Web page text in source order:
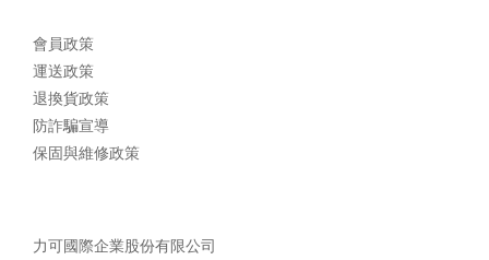
會員政策
運送政策
退換貨政策
防詐騙宣導
保固與維修政策
力可國際企業股份有限公司